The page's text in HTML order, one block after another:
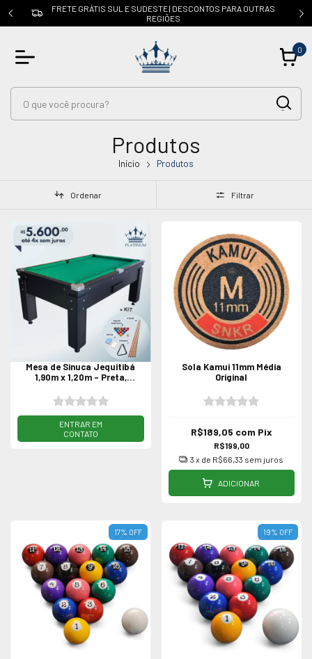
CUPOM: PRIMEIRACOMPRA | 5% OFF na 1ª compra
0
Produtos
Início Produtos
Ordenar Filtrar
Mesa de Sinuca Jequitibá
1,90m x 1,20m - Preta,
PREÇO SOB CONSULTA
Sola Kamui 11mm Média
Original
R$199,00
R$189,05 com Pix
3 x de R$66,33 sem juros
ADICIONAR
17% OFF 19% OFF